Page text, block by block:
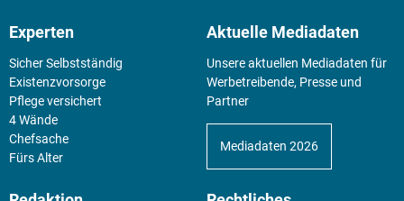
Experten
Sicher Selbstständig
Existenz­vorsorge
Pflege versichert
4 Wände
Chefsache
Fürs Alter
Aktuelle Mediadaten
Unsere aktuellen Mediadaten für
Werbetreibende, Presse und
Partner
Mediadaten 2026